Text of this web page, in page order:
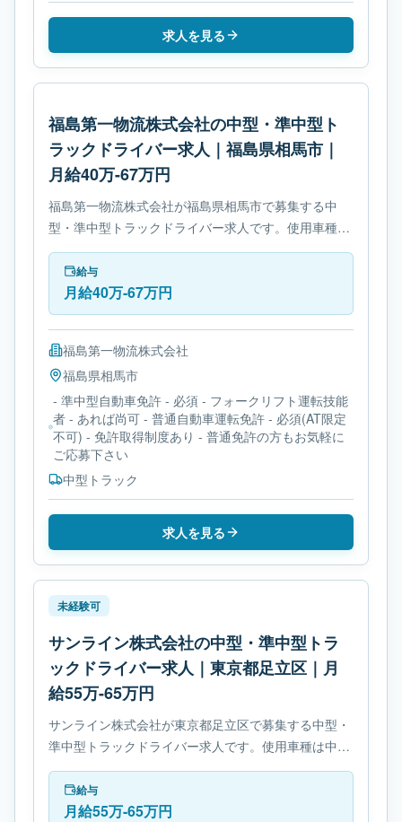
求人を見る
福島第一物流株式会社の中型・準中型ト
ラックドライバー求人｜福島県相馬市｜
月給40万-67万円
福島第一物流株式会社が福島県相馬市で募集する中
型・準中型トラックドライバー求人です。使用車種は
中型トラックです。勤務時間は- 変形労働時間制で
す。必要免許は- 準中型自動車免許です。
給与
月給40万-67万円
福島第一物流株式会社
福島県相馬市
- 準中型自動車免許 - 必須 - フォークリフト運転技能
者 - あれば尚可 - 普通自動車運転免許 - 必須(AT限定
不可) - 免許取得制度あり - 普通免許の方もお気軽に
ご応募下さい
中型トラック
求人を見る
未経験可
サンライン株式会社の中型・準中型トラ
ックドライバー求人｜東京都足立区｜月
給55万-65万円
サンライン株式会社が東京都足立区で募集する中型・
準中型トラックドライバー求人です。使用車種は中型
トラックです。勤務時間は- 変形労働時間制です。必
要免許は- 準中型自動車免許です。
給与
月給55万-65万円